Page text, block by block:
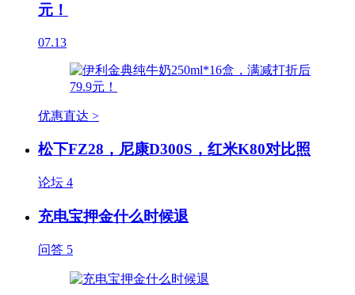
元！
07.13
优惠直达 >
松下FZ28，尼康D300S，红米K80对比照
论坛 4
充电宝押金什么时候退
问答 5